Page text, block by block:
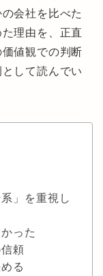
会社を比べた
理由を、正直
値観での判断
して読んでい
」を重視し
った
頼
る